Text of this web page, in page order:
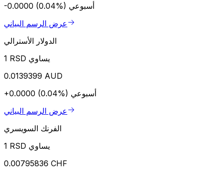
-0.0000 (0.04%) أسبوعي
عرض الرسم البياني
الدولار الأسترالي
1 RSD يساوي
0.0139399 AUD
+0.0000 (0.04%) أسبوعي
عرض الرسم البياني
الفرنك السويسري
1 RSD يساوي
0.00795836 CHF